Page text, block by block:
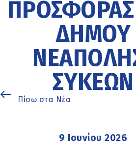
ΔΉΜΟΥ
ΣΥΚΕΏΝ
Πίσω στα Νέα
9 Ιουνίου 2026